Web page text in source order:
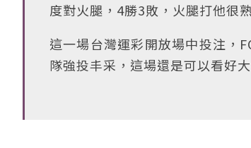
度對火腿，4勝3敗，火腿打他很
這一場台灣運彩開放場中投注，
隊強投丰采，這場還是可以看好